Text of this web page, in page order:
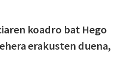
koadro bat Hego
erakusten duena,